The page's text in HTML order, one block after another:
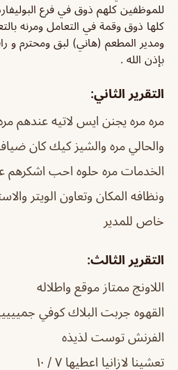
كلها ذوق وقمة في التعامل ومرنه
ومدير المطعم (هاني) لبق ومحترم و
بإذن الله .
التقرير الثاني:
مره مره يجنن ايس لاتيه عندهم
والحالي مره والشيز كيك كان
الخدمات مره حلوه احب اشكرهم
ونظافه المكان وتعاون الويتر
خاص للمدير
التقرير الثالث:
اللاونج ممتاز موقع واطلاله
القهوه جربت البلاك كوفي
الفرنش توست لذيذه
تعشينا لازانيا اعطيها ٧ / ١٠